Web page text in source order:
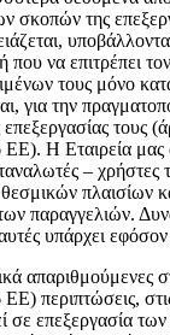
σκοπών της
που να επιτρέπει
τους μόνο
για την
τους
Η Εταιρεία μας
– χρήστες
πλαισίων
παραγγελιών.
υπάρχει εφόσον
απαριθμούμενες
περιπτώσεις,
σε επεξεργασία